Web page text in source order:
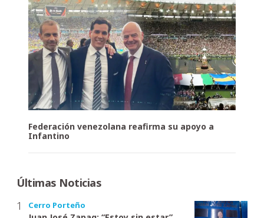
Federación venezolana reafirma su apoyo a
Infantino
Últimas Noticias
Cerro Porteño